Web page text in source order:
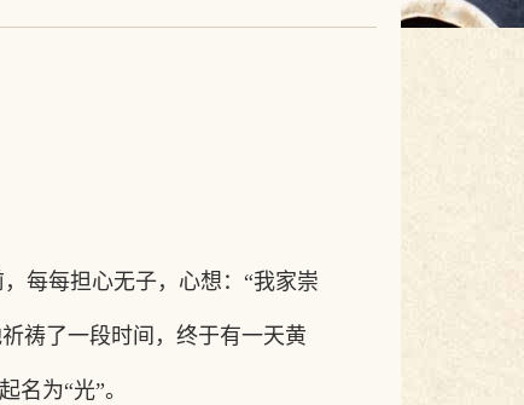
每每担心无子，心想： “我家崇
祷了一段时间，终于有一天黄
为“光”。